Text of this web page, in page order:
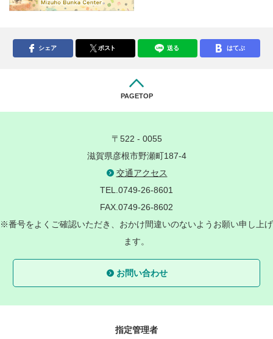
シェア ポスト 送る はてぶ
PAGETOP
〒522 - 0055
滋賀県彦根市野瀬町187-4
交通アクセス
TEL.0749-26-8601
FAX.0749-26-8602
※番号をよくご確認いただき、おかけ間違いのないようお願い申し上げ
ます。
お問い合わせ
指定管理者